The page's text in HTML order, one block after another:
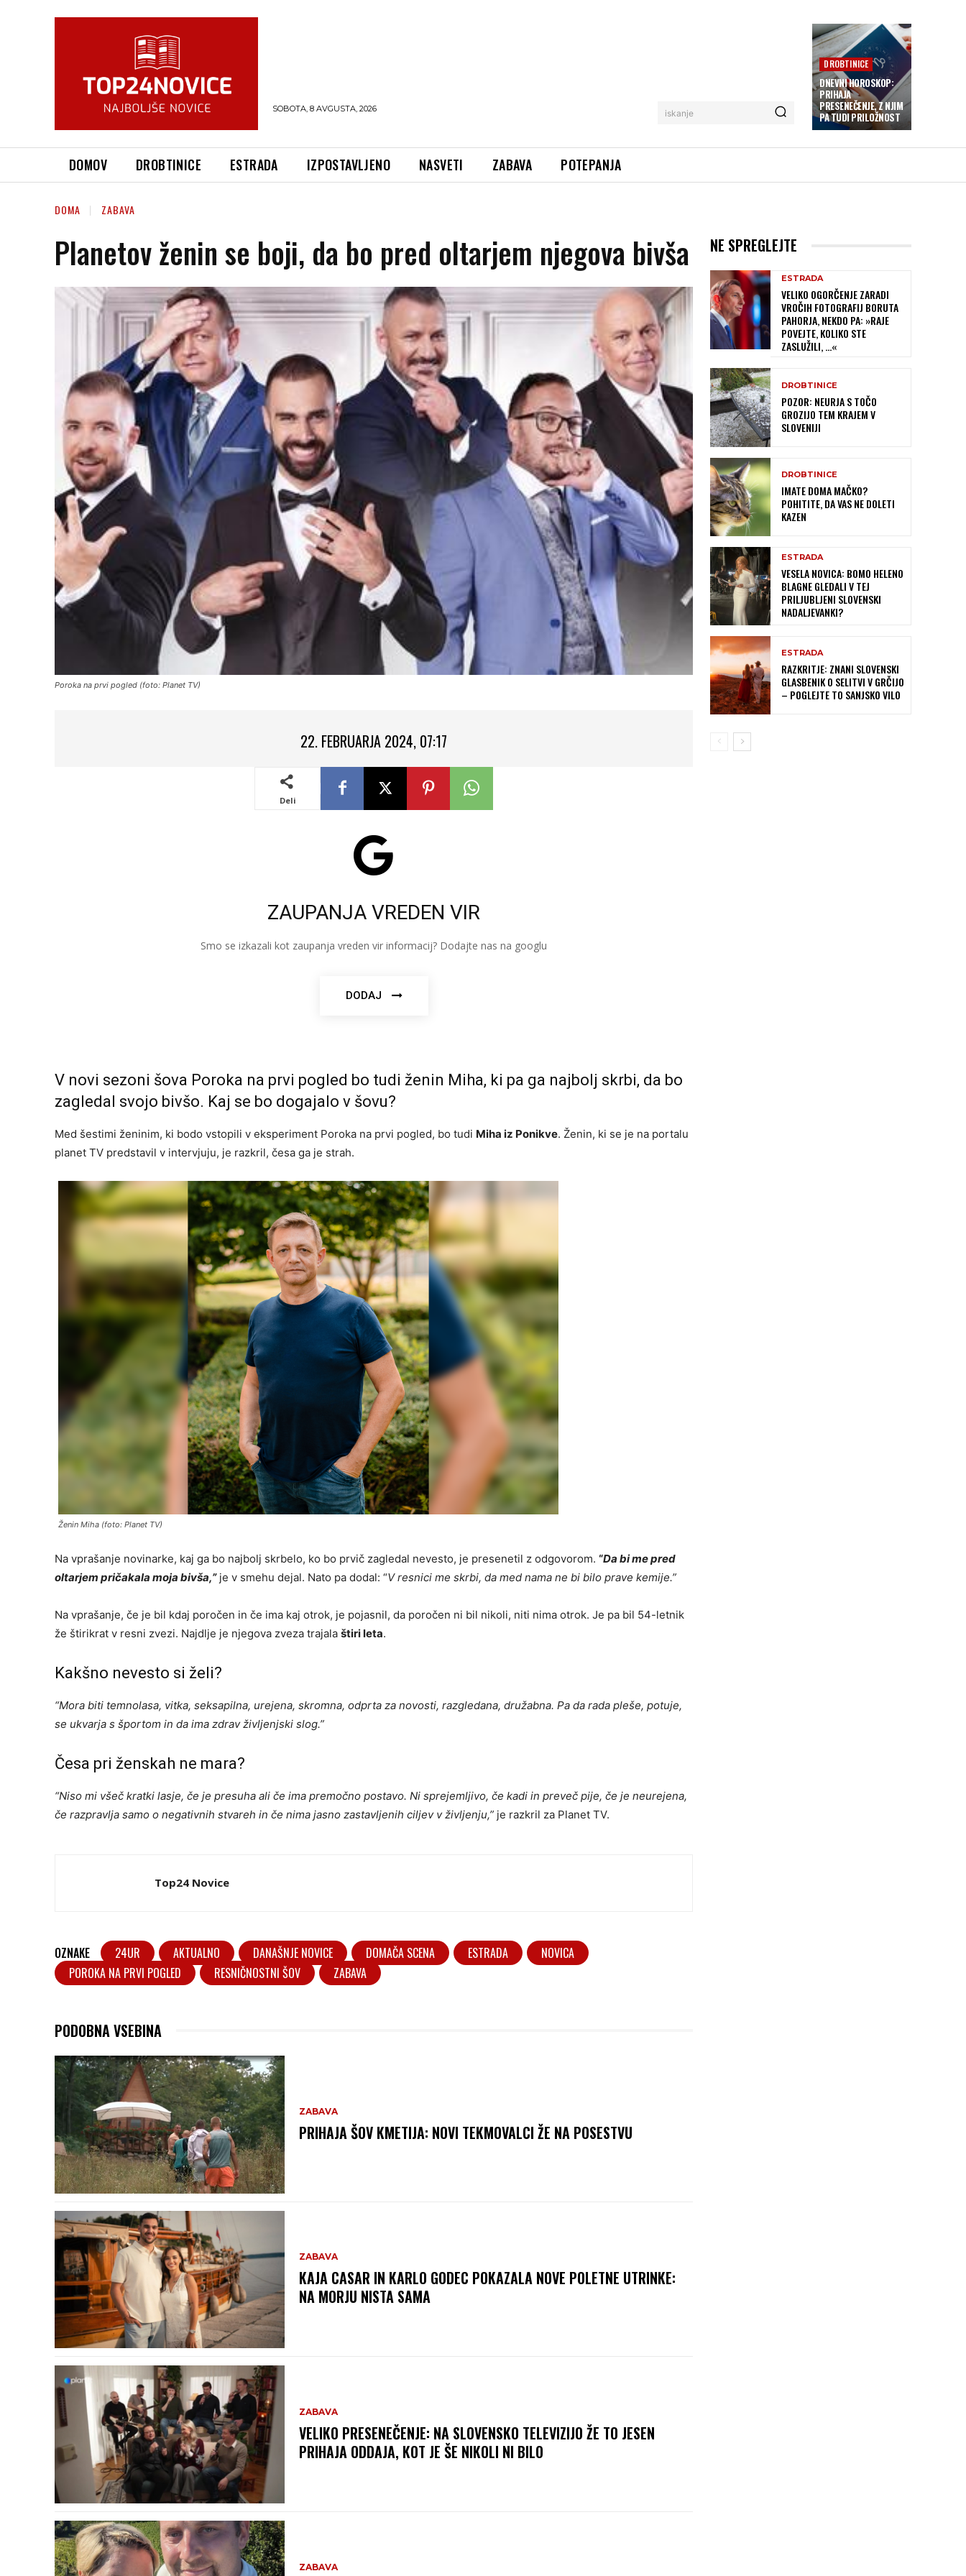
SOBOTA, 8 AVGUSTA, 2026 iskanje
DROBTINICE
DNEVNI HOROSKOP:
PRIHAJA
PRESENEČENJE, Z NJIM
PA TUDI PRILOŽNOST
DOMOV DROBTINICE ESTRADA IZPOSTAVLJENO NASVETI ZABAVA POTEPANJA
DOMA ZABAVA
Planetov ženin se boji, da bo pred oltarjem njegova bivša
Poroka na prvi pogled (foto: Planet TV)
22. FEBRUARJA 2024, 07:17
Deli
ZAUPANJA VREDEN VIR
Smo se izkazali kot zaupanja vreden vir informacij? Dodajte nas na googlu
DODAJ
V novi sezoni šova Poroka na prvi pogled bo tudi ženin Miha, ki pa ga najbolj skrbi, da bo
zagledal svojo bivšo. Kaj se bo dogajalo v šovu?
Med šestimi ženinim, ki bodo vstopili v eksperiment Poroka na prvi pogled, bo tudi Miha iz Ponikve. Ženin, ki se je na portalu
planet TV predstavil v intervjuju, je razkril, česa ga je strah.
Ženin Miha (foto: Planet TV)
Na vprašanje novinarke, kaj ga bo najbolj skrbelo, ko bo prvič zagledal nevesto, je presenetil z odgovorom. “Da bi me pred
oltarjem pričakala moja bivša,”je v smehu dejal. Nato pa dodal: “V resnici me skrbi, da med nama ne bi bilo prave kemije.”
Na vprašanje, če je bil kdaj poročen in če ima kaj otrok, je pojasnil, da poročen ni bil nikoli, niti nima otrok. Je pa bil 54-letnik
že štirikrat v resni zvezi. Najdlje je njegova zveza trajala štiri leta.
Kakšno nevesto si želi?
“Mora biti temnolasa, vitka, seksapilna, urejena, skromna, odprta za novosti, razgledana, družabna. Pa da rada pleše, potuje,
se ukvarja s športom in da ima zdrav življenjski slog.”
Česa pri ženskah ne mara?
“Niso mi všeč kratki lasje, če je presuha ali če ima premočno postavo. Ni sprejemljivo, če kadi in preveč pije, če je neurejena,
če razpravlja samo o negativnih stvareh in če nima jasno zastavljenih ciljev v življenju,” je razkril za Planet TV.
Top24 Novice
OZNAKE 24UR AKTUALNO DANAŠNJE NOVICE DOMAČA SCENA ESTRADA
NOVICA
POROKA NA PRVI POGLED
RESNIČNOSTNI ŠOV ZABAVA
PODOBNA VSEBINA
ZABAVA
PRIHAJA ŠOV KMETIJA: NOVI TEKMOVALCI ŽE NA POSESTVU
ZABAVA
KAJA CASAR IN KARLO GODEC POKAZALA NOVE POLETNE UTRINKE:
NA MORJU NISTA SAMA
ZABAVA
VELIKO PRESENEČENJE: NA SLOVENSKO TELEVIZIJO ŽE TO JESEN
PRIHAJA ODDAJA, KOT JE ŠE NIKOLI NI BILO
ZABAVA
NE SPREGLEJTE
ESTRADA
VELIKO OGORČENJE ZARADI
VROČIH FOTOGRAFIJ BORUTA
PAHORJA, NEKDO PA: »RAJE
POVEJTE, KOLIKO STE
ZASLUŽILI, …«
DROBTINICE
POZOR: NEURJA S TOČO
GROZIJO TEM KRAJEM V
SLOVENIJI
DROBTINICE
IMATE DOMA MAČKO?
POHITITE, DA VAS NE DOLETI
KAZEN
ESTRADA
VESELA NOVICA: BOMO HELENO
BLAGNE GLEDALI V TEJ
PRILJUBLJENI SLOVENSKI
NADALJEVANKI?
ESTRADA
RAZKRITJE: ZNANI SLOVENSKI
GLASBENIK O SELITVI V GRČIJO
– POGLEJTE TO SANJSKO VILO